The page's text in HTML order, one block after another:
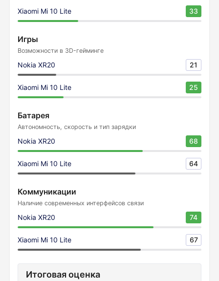
Xiaomi Mi 10 Lite 33
Игры
Возможности в 3D-гейминге
Nokia XR20 21
Xiaomi Mi 10 Lite 25
Батарея
Автономность, скорость и тип зарядки
Nokia XR20 68
Xiaomi Mi 10 Lite 64
Коммуникации
Наличие современных интерфейсов связи
Nokia XR20 74
Xiaomi Mi 10 Lite 67
Итоговая оценка